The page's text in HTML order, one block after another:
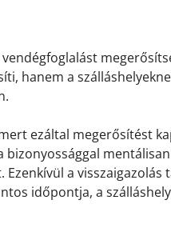
hanem a
ezáltal megerősítést
bizonyossággal
a
időpontja, a